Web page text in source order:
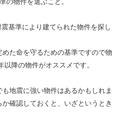
基準により建てられた物件を探し
た命を守るための基準ですので物
降の物件がオススメです。
地震に強い物件はあるかもしれま
確認しておくと、いざというとき